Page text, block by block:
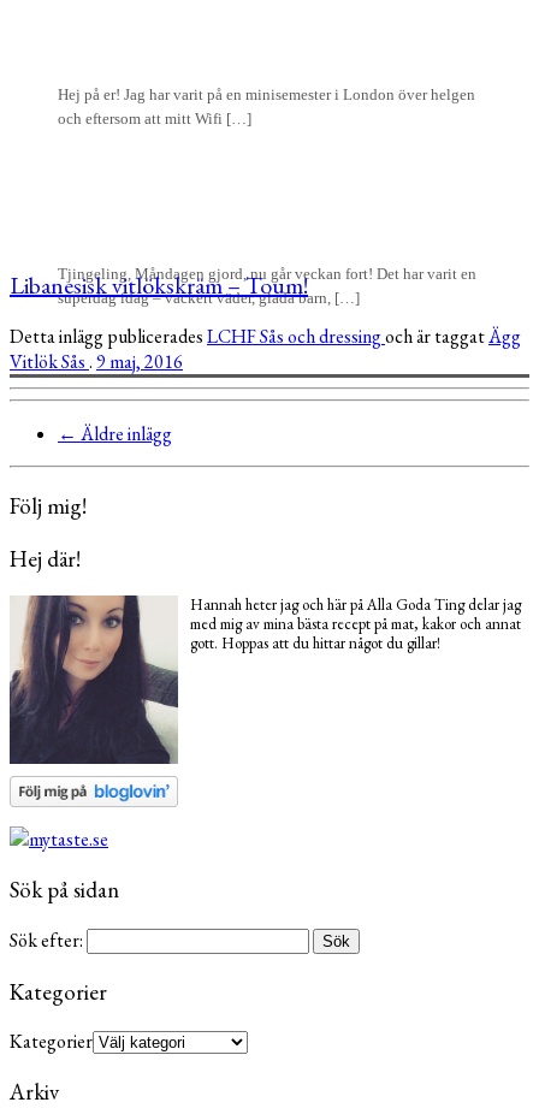
Hej på er! Jag har varit på en minisemester i London över helgen
och eftersom att mitt Wifi […]
Tjingeling, Måndagen gjord, nu går veckan fort! Det har varit en
superdag idag – vackert väder, glada barn, […]
Libanesisk vitlökskräm – Toum!
Detta inlägg publiceradesLCHFSås och dressingoch är taggatÄgg
VitlökSås.9 maj, 2016
← Äldre inlägg
Följ mig!
Hej där!
Hannah heter jag och här på Alla Goda Ting delar jag
med mig av mina bästa recept på mat, kakor och annat
gott. Hoppas att du hittar något du gillar!
Sök på sidan
Sök efter:
Kategorier
Kategorier
Arkiv